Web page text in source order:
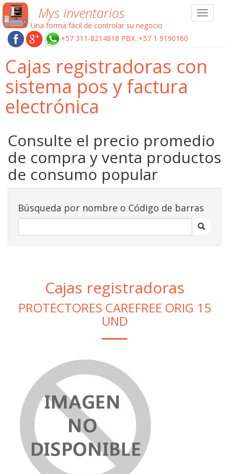
Toggle
Mys inventarios
Una forma fácil de controlar su negocio
+57 311-8214818 PBX :+57 1 9190160
Cajas registradoras con
sistema pos y factura
electrónica
Consulte el precio promedio
de compra y venta productos
de consumo popular
Búsqueda por nombre o Código de barras
Cajas registradoras
PROTECTORES CAREFREE ORIG 15
UND